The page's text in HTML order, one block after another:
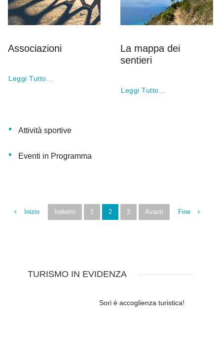
Associazioni
Leggi Tutto...
La mappa dei
sentieri
Leggi Tutto...
Attività sportive
Eventi in Programma
Inizio Indietro 1 2 3 Avanti Fine
TURISMO IN EVIDENZA
Sori è accoglienza turistica!